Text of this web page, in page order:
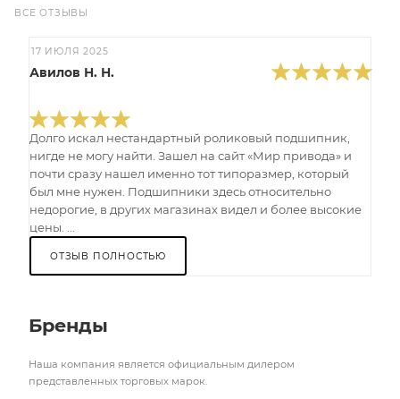
ВСЕ ОТЗЫВЫ
17 ИЮЛЯ 2025
Авилов Н. Н.
Долго искал нестандартный роликовый подшипник,
нигде не могу найти. Зашел на сайт «Мир привода» и
почти сразу нашел именно тот типоразмер, который
был мне нужен. Подшипники здесь относительно
недорогие, в других магазинах видел и более высокие
цены. ...
ОТЗЫВ ПОЛНОСТЬЮ
Бренды
Наша компания является официальным дилером
представленных торговых марок.